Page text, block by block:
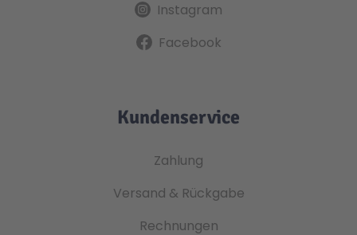
Instagram
Facebook
Kundenservice
Zahlung
Versand & Rückgabe
Rechnungen